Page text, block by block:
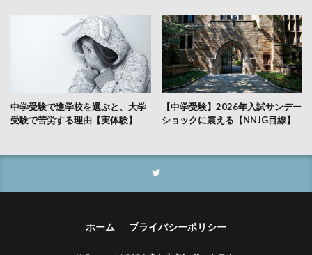
中学受験で進学校を選ぶと、大学
受験で苦労する理由【実体験】
【中学受験】2026年入試サンデー
ショックに震える【NNJG目線】
ホーム プライバシーポリシー